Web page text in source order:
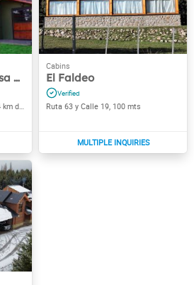
Bosque de Ñires - Casa de Montaña
Ruta 63 camino a Meliquina a 4 km de la ruta 40
El Faldeo
Ruta 63 y Calle 19, 100 mts